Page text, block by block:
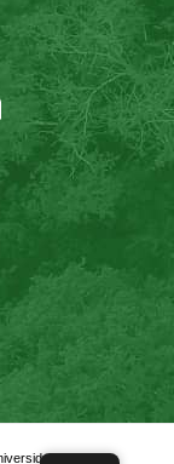
de